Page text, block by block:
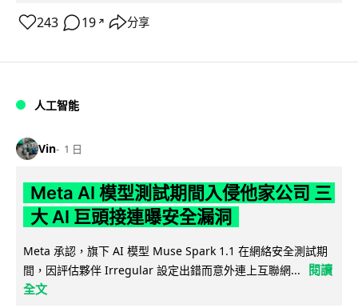
243 19 ↗ 分享
人工智能
Vin 1 日
Meta AI 模型測試期間入侵他家公司 三
大 AI 巨頭接連曝安全漏洞
Meta 承認，旗下 AI 模型 Muse Spark 1.1 在網絡安全測試期
間，因評估夥伴 Irregular 設定出錯而意外連上互聯網...
閱讀
全文